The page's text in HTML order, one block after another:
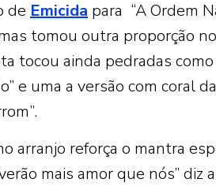
de Emicida para “A Ordem
tomou outra proporção
tocou ainda pedradas
e uma a versão com coral
arranjo reforça o mantra
mais amor que nós” diz